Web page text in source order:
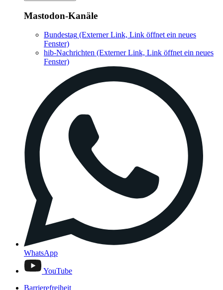
Mastodon-Kanäle
Bundestag (Externer Link, Link öffnet ein neues
Fenster)
hib-Nachrichten (Externer Link, Link öffnet ein neues
Fenster)
WhatsApp
YouTube
Barrierefreiheit